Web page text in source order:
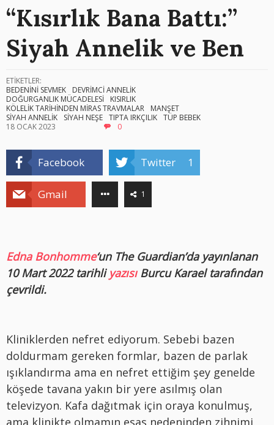
“Kısırlık Bana Battı:”
Siyah Annelik ve Ben
ETİKETLER:
BEDENİNİ SEVMEK
DEVRİMCİ ANNELİK
DOĞURGANLIK MÜCADELESİ
KISIRLIK
KÖLELİK TARİHİNDEN MİRAS TRAVMALAR
MANŞET
SİYAH ANNELİK
SİYAH NEŞE TIPTA IRKÇILIK TÜP BEBEK
18 OCAK 2023
0
Facebook Twitter 1
Gmail 1
Edna Bonhomme‘un The Guardian’da yayınlanan
10 Mart 2022 tarihli yazısıBurcu Karael tarafından
çevrildi.
Kliniklerden nefret ediyorum. Sebebi bazen
doldurmam gereken formlar, bazen de parlak
ışıklandırma ama en nefret ettiğim şey genelde
köşede tavana yakın bir yere asılmış olan
televizyon. Kafa dağıtmak için oraya konulmuş,
ama klinikte olmamın esas nedeninden zihnimi